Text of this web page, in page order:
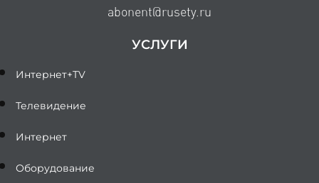
abonent@rusety.ru
УСЛУГИ
Интернет+TV
Телевидение
Интернет
Оборудование